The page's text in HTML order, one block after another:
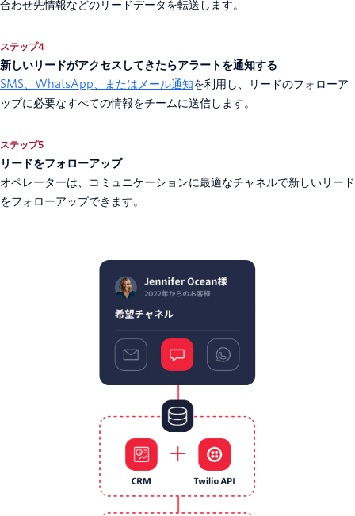
合わせ先情報などのリードデータを転送します。
ステップ4
新しいリードがアクセスしてきたらアラートを通知する
SMS、WhatsApp、またはメール通知を利用し、リードのフォローア
ップに必要なすべての情報をチームに送信します。
ステップ5
リードをフォローアップ
オペレーターは、コミュニケーションに最適なチャネルで新しいリード
をフォローアップできます。